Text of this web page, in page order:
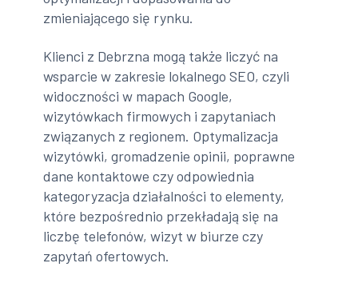
zmieniającego się rynku.
Klienci z Debrzna mogą także liczyć na
wsparcie w zakresie lokalnego SEO, czyli
widoczności w mapach Google,
wizytówkach firmowych i zapytaniach
związanych z regionem. Optymalizacja
wizytówki, gromadzenie opinii, poprawne
dane kontaktowe czy odpowiednia
kategoryzacja działalności to elementy,
które bezpośrednio przekładają się na
liczbę telefonów, wizyt w biurze czy
zapytań ofertowych.